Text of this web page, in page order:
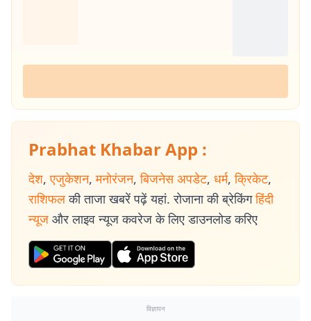
Prabhat Khabar App :
देश, एजुकेशन, मनोरंजन, बिजनेस अपडेट, धर्म, क्रिकेट,
राशिफल की ताजा खबरें पढ़ें यहां. रोजाना की ब्रेकिंग हिंदी
न्यूज और लाइव न्यूज कवरेज के लिए डाउनलोड करिए
विज्ञापन